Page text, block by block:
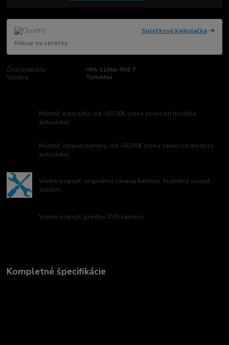
Splátková kalkulačka
Nákup na splátky
Číslo produktu:
HFA-119bk-958 T
Výrobca:
TomiMax
Montáž autorádia: od =50,00€ (cena závisí od modelu
autorádia)
Montáž cúvacej kamery: od =50,00€ (cena závisí od modelu
autorádia)
Vieme pripojiť: originálnu cúvaciu kameru, hudobný sound
systém
Vieme pripojiť: prednú DVR kameru
Kompletné špecifikácie